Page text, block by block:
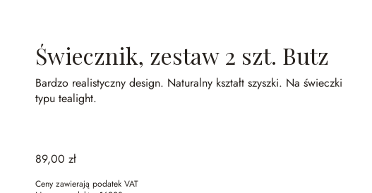
Świecznik, zestaw 2 szt. Butz
Bardzo realistyczny design. Naturalny kształt szyszki. Na świeczki
typu tealight.
89,00 zł
Ceny zawierają podatek VAT